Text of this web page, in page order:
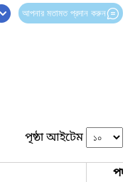
আপনার মতামত প্রদান করুন
পৃষ্ঠা আইটেম
পদবি